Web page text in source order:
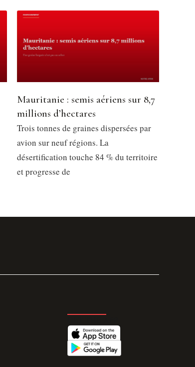
Mauritanie : semis aériens sur 8,7
millions d’hectares
Trois tonnes de graines dispersées par
avion sur neuf régions. La
désertification touche 84 % du territoire
et progresse de